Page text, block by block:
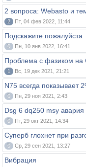
2 вопроса: Webasto и
2 Пт, 04 фев 2022, 11:44
Подскажите пожалуйста
0 Пн, 10 янв 2022, 16:41
Проблема с фазиком на
1 Вс, 19 дек 2021, 21:21
N75 всегда показывает
0 Пн, 29 ноя 2021, 2:43
Dsg 6 dq250 msy авария
0 Пт, 29 окт 2021, 14:34
Суперб глохнет при
0 Ср, 29 сен 2021, 13:27
Вибрация